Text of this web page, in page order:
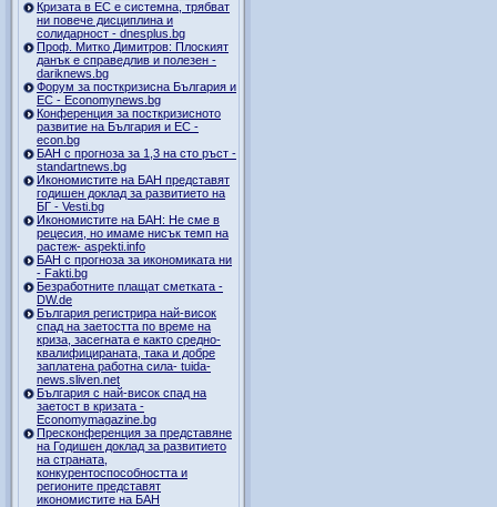
Кризата в ЕС е системна, трябват
ни повече дисциплина и
солидарност - dnesplus.bg
Проф. Митко Димитров: Плоският
данък е справедлив и полезен -
dariknews.bg
Форум за посткризисна България и
ЕС - Economynews.bg
Конференция за посткризисното
развитие на България и ЕС -
econ.bg
БАН с прогноза за 1,3 на сто ръст -
standartnews.bg
Икономистите на БАН представят
годишен доклад за развитието на
БГ - Vesti.bg
Икономистите на БАН: Не сме в
рецесия, но имаме нисък темп на
растеж- aspekti.info
БАН с прогноза за икономиката ни
- Fakti.bg
Безработните плащат сметката -
DW.de
България регистрира най-висок
спад на заетостта по време на
криза, засегната е както средно-
квалифицираната, така и добре
заплатена работна сила- tuida-
news.sliven.net
България с най-висок спад на
заетост в кризата -
Economymagazine.bg
Пресконференция за представяне
на Годишен доклад за развитието
на страната,
конкурентоспособността и
регионите представят
икономистите на БАН